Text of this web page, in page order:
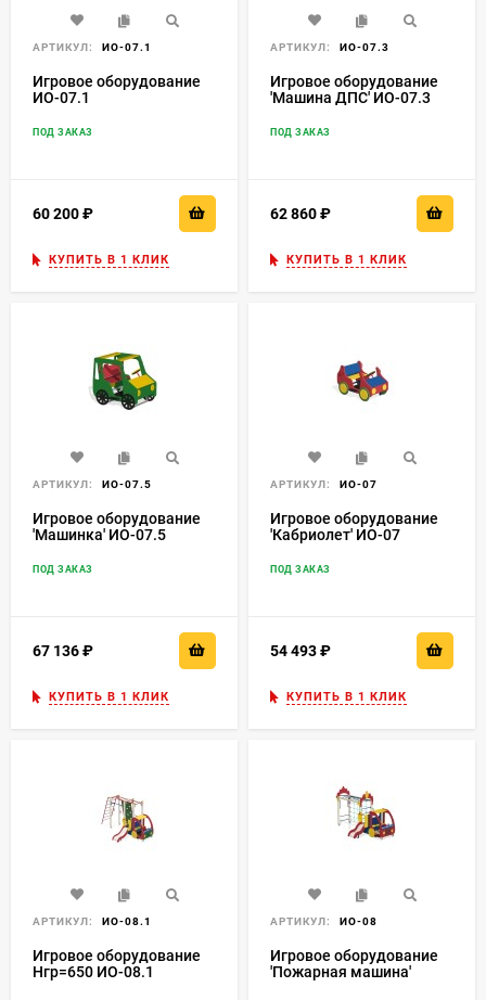
АРТИКУЛ: ИО-07.1
Игровое оборудование
ИО-07.1
ПОД ЗАКАЗ
60 200
КУПИТЬ В 1 КЛИК
АРТИКУЛ: ИО-07.3
Игровое оборудование
'Машина ДПС' ИО-07.3
ПОД ЗАКАЗ
62 860
КУПИТЬ В 1 КЛИК
АРТИКУЛ: ИО-07.5
Игровое оборудование
'Машинка' ИО-07.5
ПОД ЗАКАЗ
67 136
КУПИТЬ В 1 КЛИК
АРТИКУЛ: ИО-07
Игровое оборудование
'Кабриолет' ИО-07
ПОД ЗАКАЗ
54 493
КУПИТЬ В 1 КЛИК
АРТИКУЛ: ИО-08.1
Игровое оборудование
Нгр=650 ИО-08.1
АРТИКУЛ: ИО-08
Игровое оборудование
'Пожарная машина'